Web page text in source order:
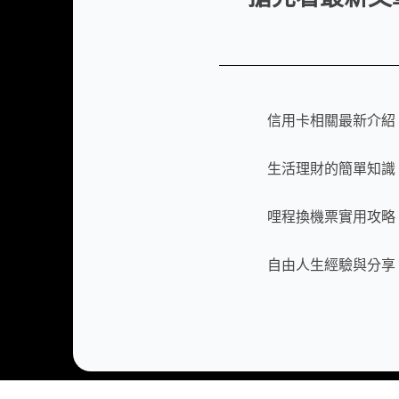
信用卡相關最新介紹
生活理財的簡單知識
哩程換機票實用攻略
自由人生經驗與分享